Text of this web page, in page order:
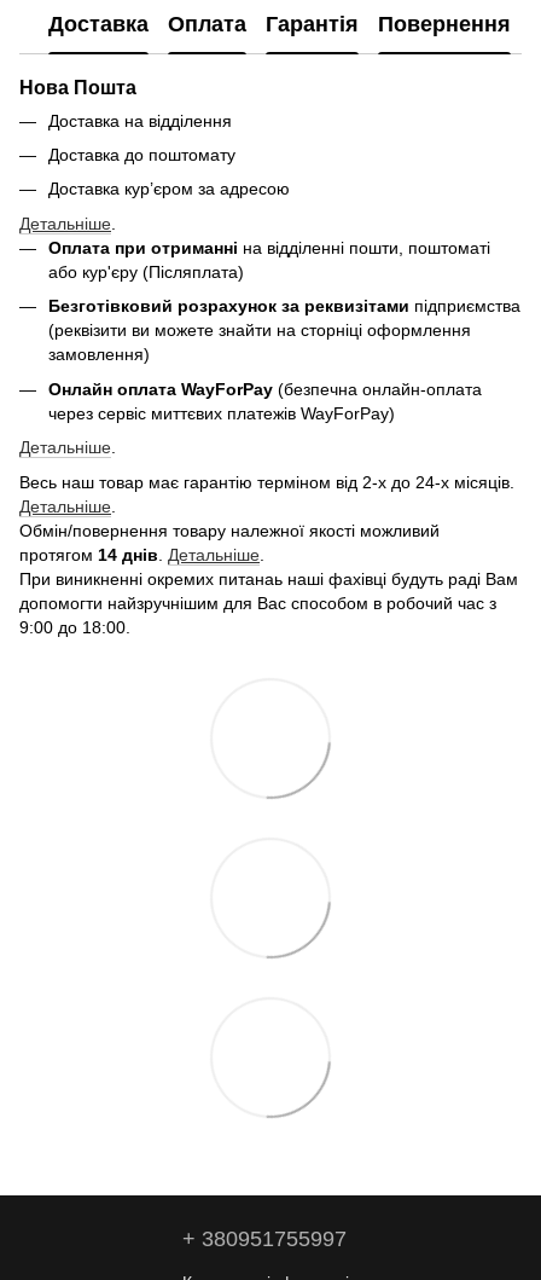
Доставка Оплата Гарантія Повернення
Нова Пошта
Доставка на відділення
Доставка до поштомату
Доставка кур’єром за адресою
Детальніше
Оплата при отриманні на відділенні пошти, поштоматі
або кур'єру (Післяплата)
Безготівковий розрахунок за реквизітами підприємства
(реквізити ви можете знайти на сторніці оформлення
замовлення)
Онлайн оплата WayForPay (безпечна онлайн-оплата
через сервіс миттєвих платежів WayForPay)
Детальніше
Весь наш товар має гарантію терміном від 2-х до 24-х місяців.
Детальніше
Обмін/повернення товару належної якості можливий
протягом 14 днів Детальніше
При виникненні окремих питанаь наші фахівці будуть раді Вам
допомогти найзручнішим для Вас способом в робочий час з
9:00 до 18:00.
+ 380951755997